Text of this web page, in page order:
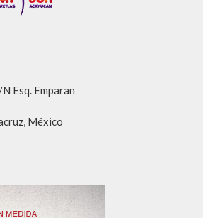
Esq. Emparan
México